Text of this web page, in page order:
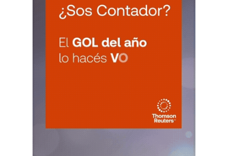
CUIT 0-1-2-3-4-5-6-7-8-9-…
CHUBUT